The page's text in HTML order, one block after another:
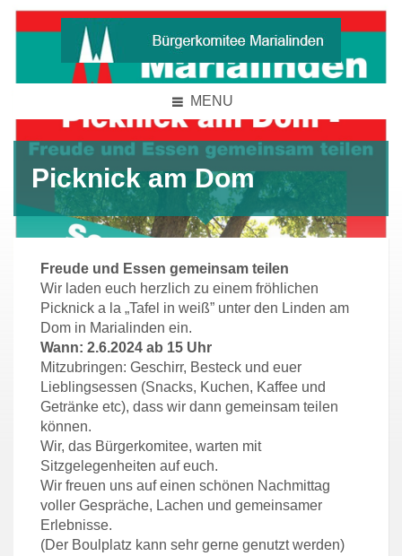
MENU
Picknick am Dom
Freude und Essen gemeinsam teilen
Wir laden euch herzlich zu einem fröhlichen
Picknick a la „Tafel in weiß” unter den Linden am
Dom in Marialinden ein.
Wann: 2.6.2024 ab 15 Uhr
Mitzubringen: Geschirr, Besteck und euer
Lieblingsessen (Snacks, Kuchen, Kaffee und
Getränke etc), dass wir dann gemeinsam teilen
können.
Wir, das Bürgerkomitee, warten mit
Sitzgelegenheiten auf euch.
Wir freuen uns auf einen schönen Nachmittag
voller Gespräche, Lachen und gemeinsamer
Erlebnisse.
(Der Boulplatz kann sehr gerne genutzt werden)